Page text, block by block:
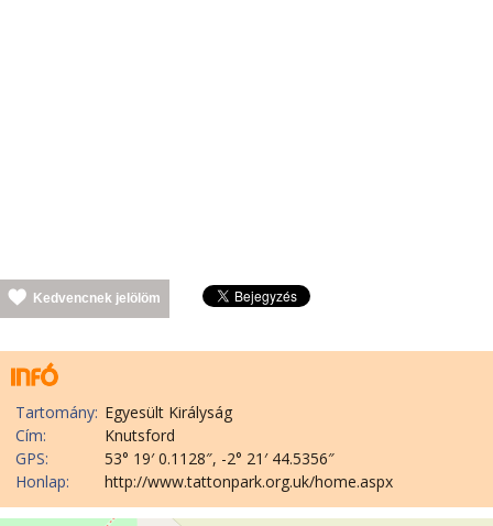
Kedvencnek jelölöm
Tartomány: Egyesült Királyság
Cím:
Knutsford
GPS:
53° 19′ 0.1128″, -2° 21′ 44.5356″
Honlap:
http://www.tattonpark.org.uk/home.aspx